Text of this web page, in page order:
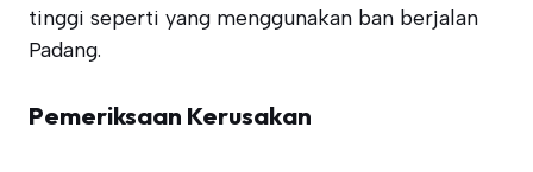
tinggi seperti yang menggunakan ban berjalan
Padang.
Pemeriksaan Kerusakan